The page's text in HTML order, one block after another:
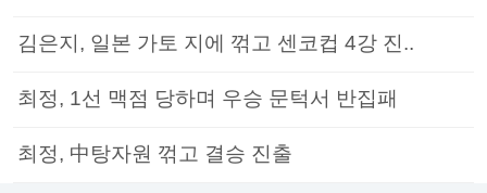
김은지, 일본 가토 지에 꺾고 센코컵 4강 진..
최정, 1선 맥점 당하며 우승 문턱서 반집패
최정, 中탕자원 꺾고 결승 진출